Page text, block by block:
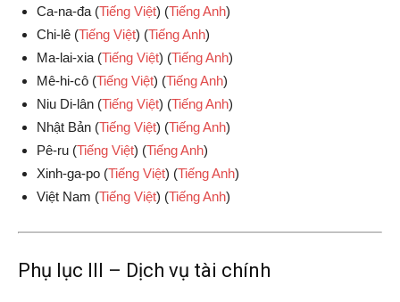
Ca-na-đa (Tiếng Việt) (Tiếng Anh)
Chi-lê (Tiếng Việt) (Tiếng Anh)
Ma-lai-xia (Tiếng Việt) (Tiếng Anh)
Mê-hi-cô (Tiếng Việt) (Tiếng Anh)
Niu Di-lân (Tiếng Việt) (Tiếng Anh)
Nhật Bản (Tiếng Việt) (Tiếng Anh)
Pê-ru (Tiếng Việt) (Tiếng Anh)
Xinh-ga-po (Tiếng Việt) (Tiếng Anh)
Việt Nam (Tiếng Việt) (Tiếng Anh)
Phụ lục III – Dịch vụ tài chính